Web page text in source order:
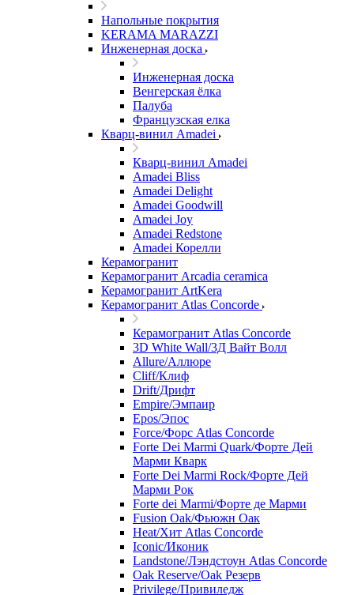
Напольные покрытия
KERAMA MARAZZI
Инженерная доска
Инженерная доска
Венгерская ёлка
Палуба
Французская елка
Кварц-винил Amadei
Кварц-винил Amadei
Amadei Bliss
Amadei Delight
Amadei Goodwill
Amadei Joy
Amadei Redstone
Amadei Корелли
Керамогранит
Керамогранит Arcadia ceramica
Керамогранит ArtKera
Керамогранит Atlas Concorde
Керамогранит Atlas Concorde
3D White Wall/3Д Вайт Волл
Allure/Аллюрe
Cliff/Клиф
Drift/Дрифт
Empire/Эмпаир
Epos/Эпос
Force/Фoрс Atlas Concorde
Forte Dei Marmi Quark/Форте Дей
Марми Кварк
Forte Dei Marmi Rock/Форте Дей
Марми Рок
Forte dei Marmi/Форте де Марми
Fusion Oak/Фьюжн Оак
Heat/Xит Atlas Concorde
Iconic/Иконик
Landstone/Лэндстоун Atlas Concorde
Oak Reserve/Оak Резepв
Privilege/Привиледж